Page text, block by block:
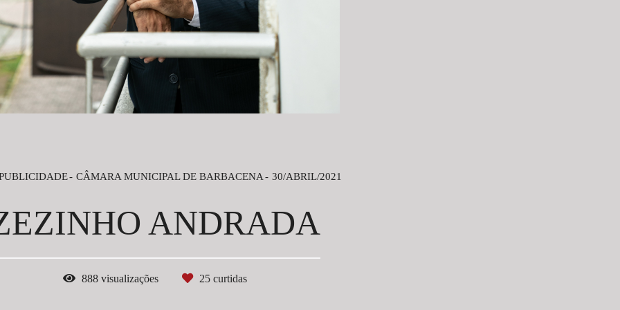
CÂMARA MUNICIPAL DE BARBACENA 30/ABRIL/2021
ANDRADA
888 visualizações 25 curtidas